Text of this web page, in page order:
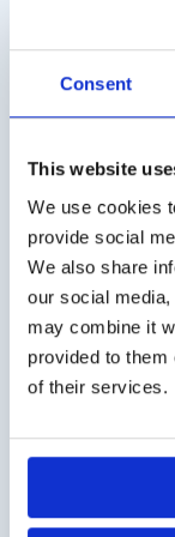
Consent
This website
We use cookies
provide social
We also share
our social
may combine it
provided to them
of their services.
Die
MwSt.). Für
Lieferung auf
für ein
Fragen?